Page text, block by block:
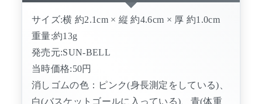
サイズ:横 約2.1cm × 縦 約4.6cm × 厚 約1.0cm
重量:約13g
発売元:SUN-BELL
当時価格:50円
消しゴムの色：ピンク(身長測定をしている)、
白(バスケットゴールに入っている)、青(体重